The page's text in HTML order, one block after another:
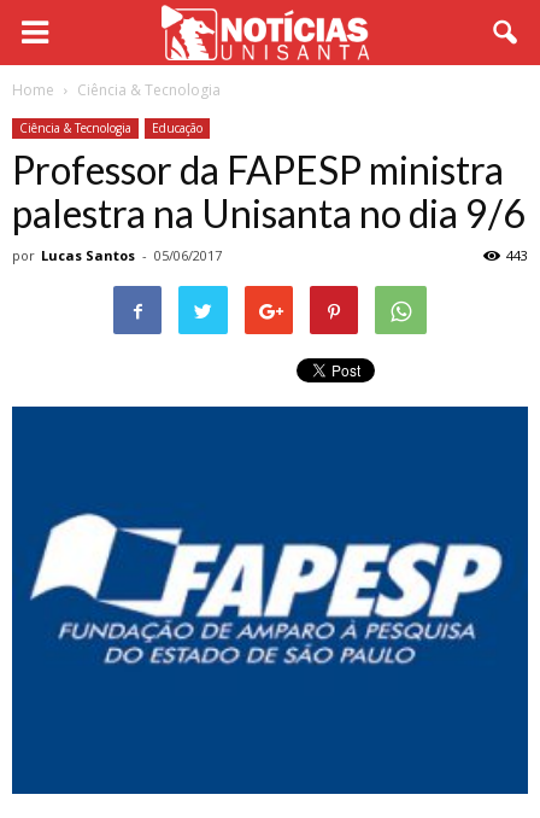
Home Ciência & Tecnologia
Ciência & Tecnologia Educação
Professor da FAPESP ministra
palestra na Unisanta no dia 9/6
por Lucas Santos - 05/06/2017 443